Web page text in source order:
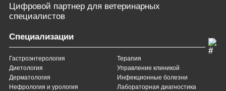
Цифровой партнер для ветеринарных
специалистов
Специализации
Гастроэнтерология
Диетология
Дерматология
Нефрология и урология
Терапия
Управление клиникой
Инфекционные болезни
Лабораторная диагностика